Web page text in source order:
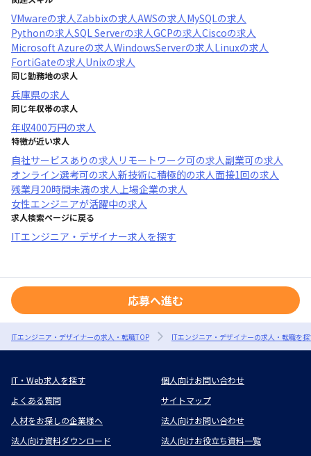
VMwareの求人Zabbixの求人AWSの求人MySQLの求人
Pythonの求人SQL Serverの求人GCPの求人Ciscoの求人
Microsoft Azureの求人WindowsServerの求人Linuxの求人
FortiGateの求人Unixの求人
同じ勤務地の求人
兵庫県の求人
同じ年収帯の求人
年収400万円の求人
特徴が近い求人
自社サービスあり の求人 リモートワーク可の求人副業可の求人
オンライン選考可の求人新技術に積極的の求人面接1回の求人
残業月20時間未満の求人上場企業の求人
女性エンジニアが活躍中の求人
求人検索ページに戻る
ITエンジニア・デザイナー求人を探す
応募へ進む
ITエンジニア・デザイナーの求人・転職TOP ITエンジニア・デザイナーの求人・転職を
IT・Web求人を探す
個人向けお問い合わせ
よくある質問
サイトマップ
人材をお探しの企業様へ
法人向けお問い合わせ
法人向け資料ダウンロード
法人向けお役立ち資料一覧